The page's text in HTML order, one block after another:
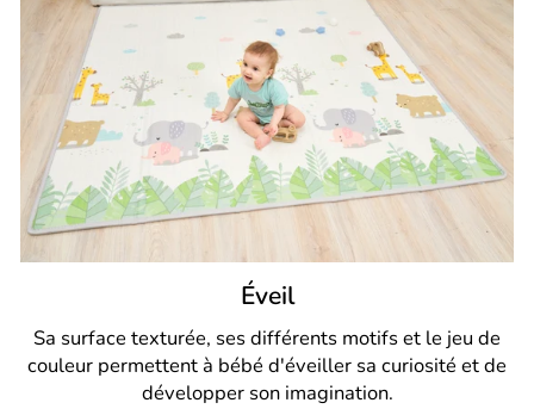
Éveil
Sa surface texturée, ses différents motifs et le jeu de
couleur permettent à bébé d'éveiller sa curiosité et de
développer son imagination.